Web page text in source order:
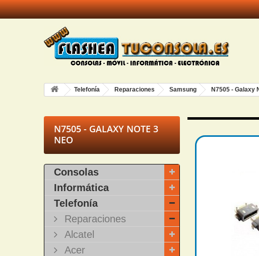
Telefonía Reparaciones Samsung N7505 - Galaxy
N7505 - GALAXY NOTE 3
NEO
Consolas
Informática
Telefonía
Reparaciones
Alcatel
Acer